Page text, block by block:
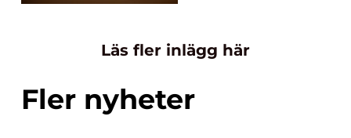
Läs fler inlägg här
Fler nyheter